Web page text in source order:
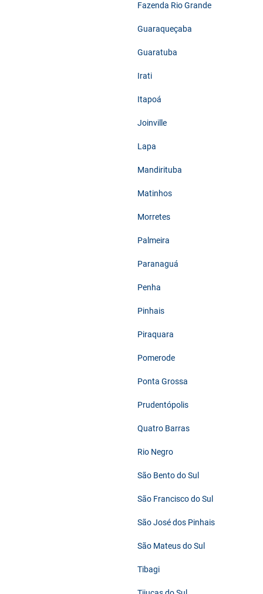
Fazenda Rio Grande
Guaraqueçaba
Guaratuba
Irati
Itapoá
Joinville
Lapa
Mandirituba
Matinhos
Morretes
Palmeira
Paranaguá
Penha
Pinhais
Piraquara
Pomerode
Ponta Grossa
Prudentópolis
Quatro Barras
Rio Negro
São Bento do Sul
São Francisco do Sul
São José dos Pinhais
São Mateus do Sul
Tibagi